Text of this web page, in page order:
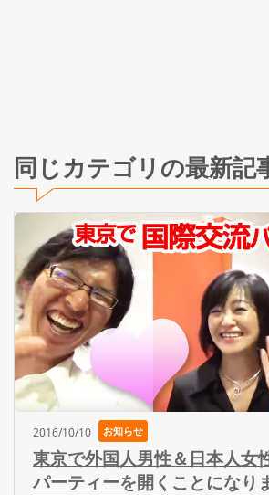
同じカテゴリの最新記
2016/10/10 お知らせ
東京で外国人男性＆日本人女
パーティーを開くことになり